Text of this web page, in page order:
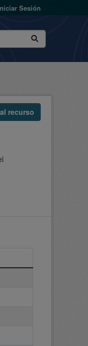
Sesión
recurso